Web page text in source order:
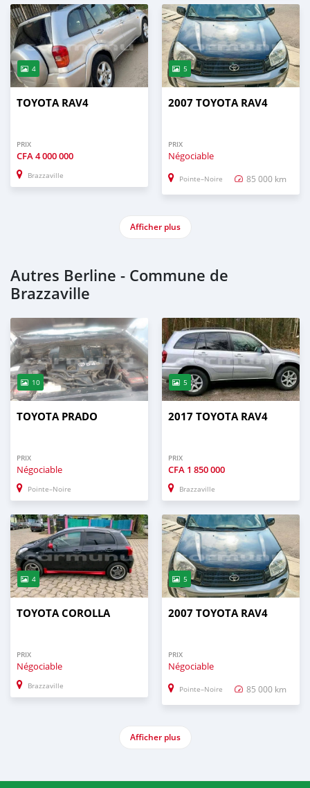
4
TOYOTA RAV4
PRIX
CFA4 000 000
Brazzaville
5
2007 TOYOTA RAV4
PRIX
Négociable
Pointe–Noire 85 000 km
Afficher plus
Autres Berline - Commune de
Brazzaville
10
TOYOTA PRADO
PRIX
Négociable
Pointe–Noire
5
2017 TOYOTA RAV4
PRIX
CFA 1 850 000
Brazzaville
4
TOYOTA COROLLA
PRIX
Négociable
Brazzaville
5
2007 TOYOTA RAV4
PRIX
Négociable
Pointe–Noire 85 000 km
Afficher plus